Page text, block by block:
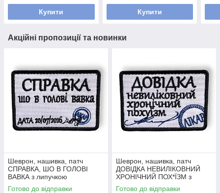
Купити Купити
Акційні пропозиції та новинки
Шеврон, нашивка, патч
СПРАВКА, ШО В ГОЛОВІ
ВАВКА з липучкою
Готово до відправки
Шеврон, нашивка, патч
ДОВІДКА НЕВИЛІКОВНИЙ
ХРОНІЧНИЙ ПОХ*ЇЗМ з
липучкою
Готово до відправки